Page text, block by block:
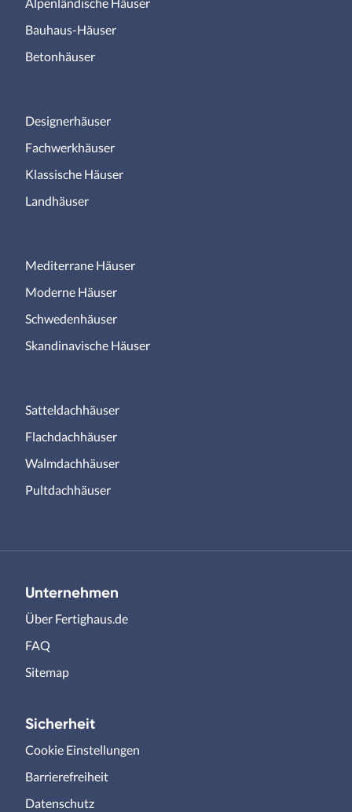
Alpenländische Häuser
Bauhaus-Häuser
Betonhäuser
Designerhäuser
Fachwerkhäuser
Klassische Häuser
Landhäuser
Mediterrane Häuser
Moderne Häuser
Schwedenhäuser
Skandinavische Häuser
Satteldachhäuser
Flachdachhäuser
Walmdachhäuser
Pultdachhäuser
Unternehmen
Über Fertighaus.de
FAQ
Sitemap
Sicherheit
Cookie Einstellungen
Barrierefreiheit
Datenschutz